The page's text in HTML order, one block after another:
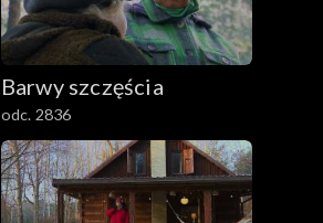
Barwy szczęścia
odc. 2836